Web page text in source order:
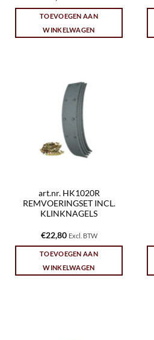
TOEVOEGEN AAN
WINKELWAGEN
art.nr. HK1020R
REMVOERINGSET INCL.
KLINKNAGELS
€22,80 Excl. BTW
TOEVOEGEN AAN
WINKELWAGEN